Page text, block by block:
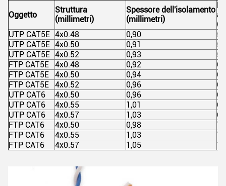
Oggetto
Struttura
(millimetri)
Spessore dell'isolamento
(millimetri)
UTP CAT5E 4x0.48 0,90
UTP CAT5E 4x0.50 0,91
UTP CAT5E 4x0.52 0,93
FTP CAT5E
4x0.48 0,92
FTP CAT5E
4x0.50 0,94
FTP CAT5E
4x0.52 0,96
UTP CAT6
4x0.50 0,96
UTP CAT6
4x0.55 1,01
UTP CAT6
4x0.57 1,03
FTP CAT6
4x0.50 0,98
FTP CAT6
4x0.55 1,03
FTP CAT6
4x0.57 1,05